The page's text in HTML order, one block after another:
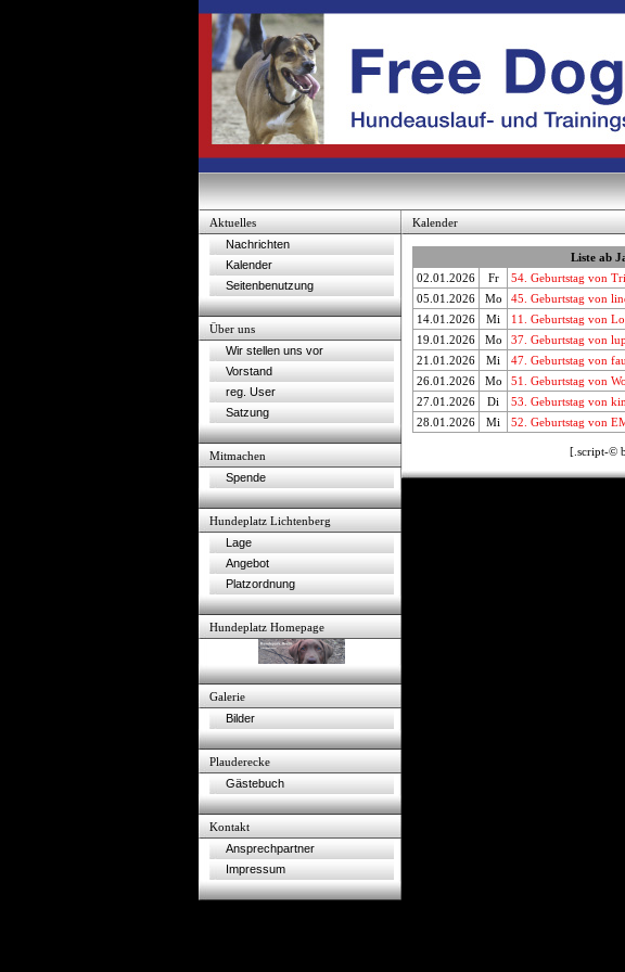
Aktuelles
Nachrichten
Kalender
Seitenbenutzung
Über uns
Wir stellen uns vor
Vorstand
reg. User
Satzung
Mitmachen
Spende
Hundeplatz Lichtenberg
Lage
Angebot
Platzordnung
Hundeplatz Homepage
Galerie
Bilder
Plauderecke
Gästebuch
Kontakt
Ansprechpartner
Impressum
Kalender
Liste ab
02.01.2026
Fr 54. Geburtstag von
05.01.2026
Mo 45. Geburtstag von
14.01.2026
Mi 11. Geburtstag von
19.01.2026
Mo 37. Geburtstag von
21.01.2026
Mi 47. Geburtstag von
26.01.2026
Mo 51. Geburtstag von
27.01.2026
Di 53. Geburtstag von
28.01.2026
Mi 52. Geburtstag von
[.script-©